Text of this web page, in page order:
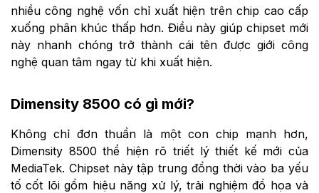
nhiều công nghệ vốn chỉ xuất hiện trên chip cao cấp
xuống phân khúc thấp hơn. Điều này giúp chipset mới
này nhanh chóng trở thành cái tên được giới công
nghệ quan tâm ngay từ khi xuất hiện.
Dimensity 8500 có gì mới?
Không chỉ đơn thuần là một con chip mạnh hơn,
Dimensity 8500 thể hiện rõ triết lý thiết kế mới của
MediaTek. Chipset này tập trung đồng thời vào ba yếu
tố cốt lõi gồm hiệu năng xử lý, trải nghiệm đồ họa và